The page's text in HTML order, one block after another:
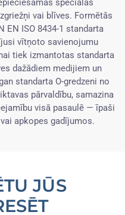
speciālas
vai blīves. Formētās
EN ISO 8434-1 standarta
vītņoto savienojumu
tiek izmantotas standarta
dažādiem medijiem un
standarta O-gredzeni no
pārvaldību, samazina
visā pasaulē — īpaši
apkopes gadījumos.
JŪS